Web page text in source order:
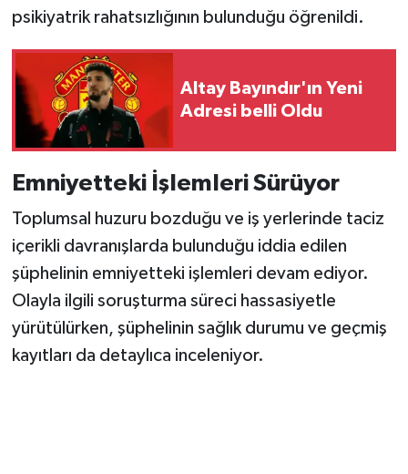
psikiyatrik rahatsızlığının bulunduğu öğrenildi.
Altay Bayındır'ın Yeni
Adresi belli Oldu
Emniyetteki İşlemleri Sürüyor
Toplumsal huzuru bozduğu ve iş yerlerinde taciz
içerikli davranışlarda bulunduğu iddia edilen
şüphelinin emniyetteki işlemleri devam ediyor.
Olayla ilgili soruşturma süreci hassasiyetle
yürütülürken, şüphelinin sağlık durumu ve geçmiş
kayıtları da detaylıca inceleniyor.